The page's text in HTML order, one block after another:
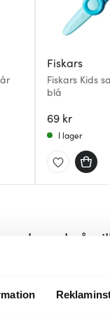
Fiskars
Fiskars Kids
blå
69 kr
I lager
också
40%